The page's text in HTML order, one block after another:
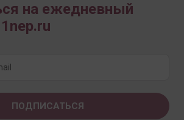
на ежедневный